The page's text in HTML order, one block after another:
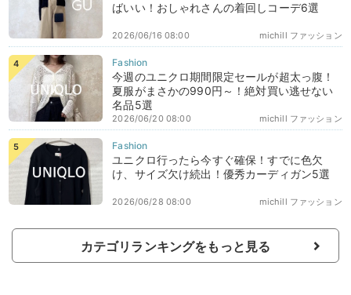
ばいい！おしゃれさんの着回しコーデ6選
michill ファッション
2026/06/16 08:00
今週のユニクロ期間限定セールが超太っ腹！
夏服がまさかの990円～！絶対買い逃せない
名品5選
michill ファッション
2026/06/20 08:00
ユニクロ行ったら今すぐ確保！すでに色欠
け、サイズ欠け続出！優秀カーディガン5選
michill ファッション
2026/06/28 08:00
カテゴリランキングをもっと見る